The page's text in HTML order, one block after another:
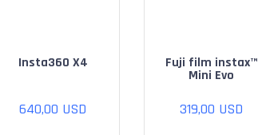
Insta360 X4
640,00 USD
Fuji film instax™
Mini Evo
319,00 USD